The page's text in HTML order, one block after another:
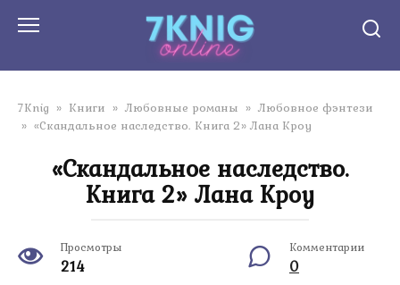
7Knig » Книги » Любовные романы » Любовное фэнтези
» «Скандальное наследство. Книга 2» Лана Кроу
«Скандальное наследство.
Книга 2» Лана Кроу
Просмотры
214
Комментарии
0